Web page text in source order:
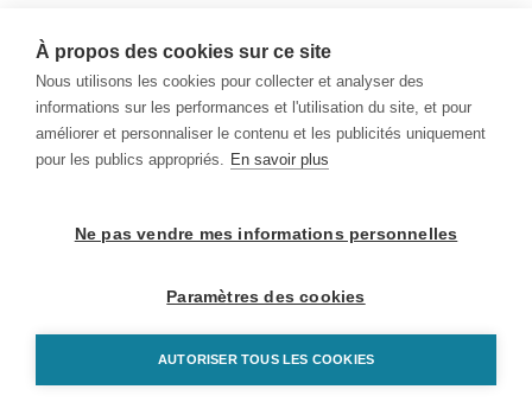
À propos des cookies sur ce site
Nous utilisons les cookies pour collecter et analyser des
informations sur les performances et l'utilisation du site, et pour
améliorer et personnaliser le contenu et les publicités uniquement
pour les publics appropriés. En savoir plus
Ne pas vendre mes informations personnelles
Paramètres des cookies
AUTORISER TOUS LES COOKIES